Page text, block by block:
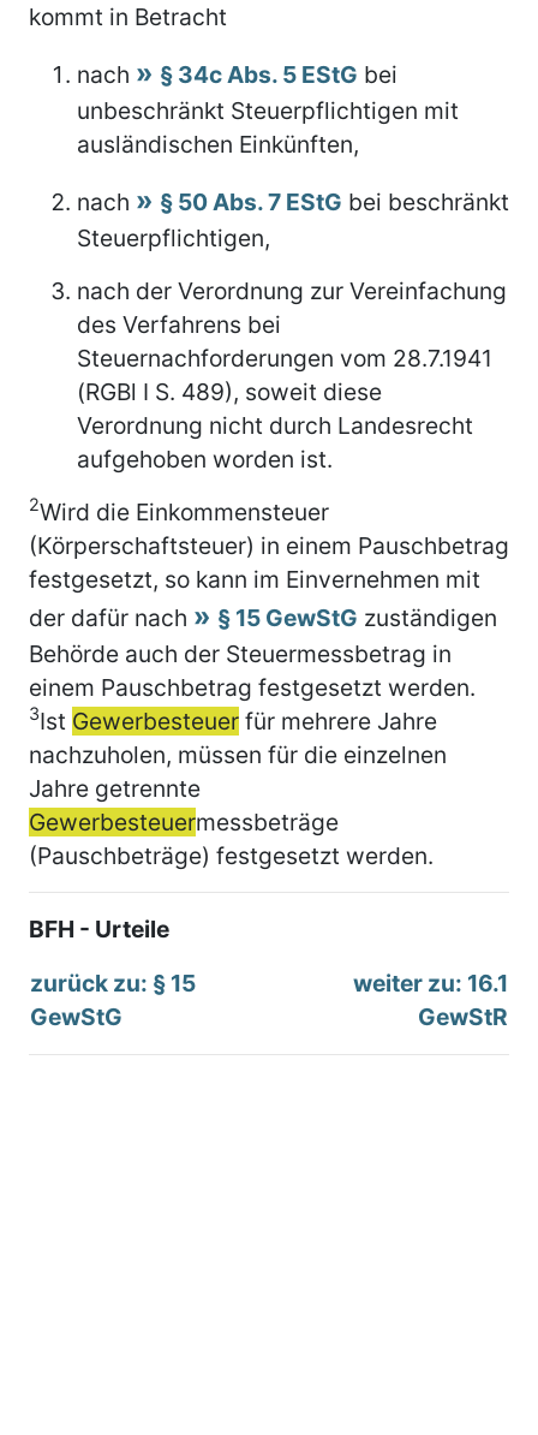
kommt in Betracht
nach
§ 34c Abs. 5 EStG bei
unbeschränkt Steuerpflichtigen mit
ausländischen Einkünften,
nach
§ 50 Abs. 7 EStG bei beschränkt
Steuerpflichtigen,
nach der Verordnung zur Vereinfachung
des Verfahrens bei
Steuernachforderungen vom 28.7.1941
(RGBl I S. 489), soweit diese
Verordnung nicht durch Landesrecht
aufgehoben worden ist.
2Wird die Einkommensteuer
(Körperschaftsteuer) in einem Pauschbetrag
festgesetzt, so kann im Einvernehmen mit
der dafür nach
§ 15 GewStG zuständigen
Behörde auch der Steuermessbetrag in
einem Pauschbetrag festgesetzt werden.
3Ist Gewerbesteuer für mehrere Jahre
nachzuholen, müssen für die einzelnen
Jahre getrennte
Gewerbesteuermessbeträge
(Pauschbeträge) festgesetzt werden.
BFH - Urteile
zurück zu: § 15
GewStG
weiter zu: 16.1
GewStR